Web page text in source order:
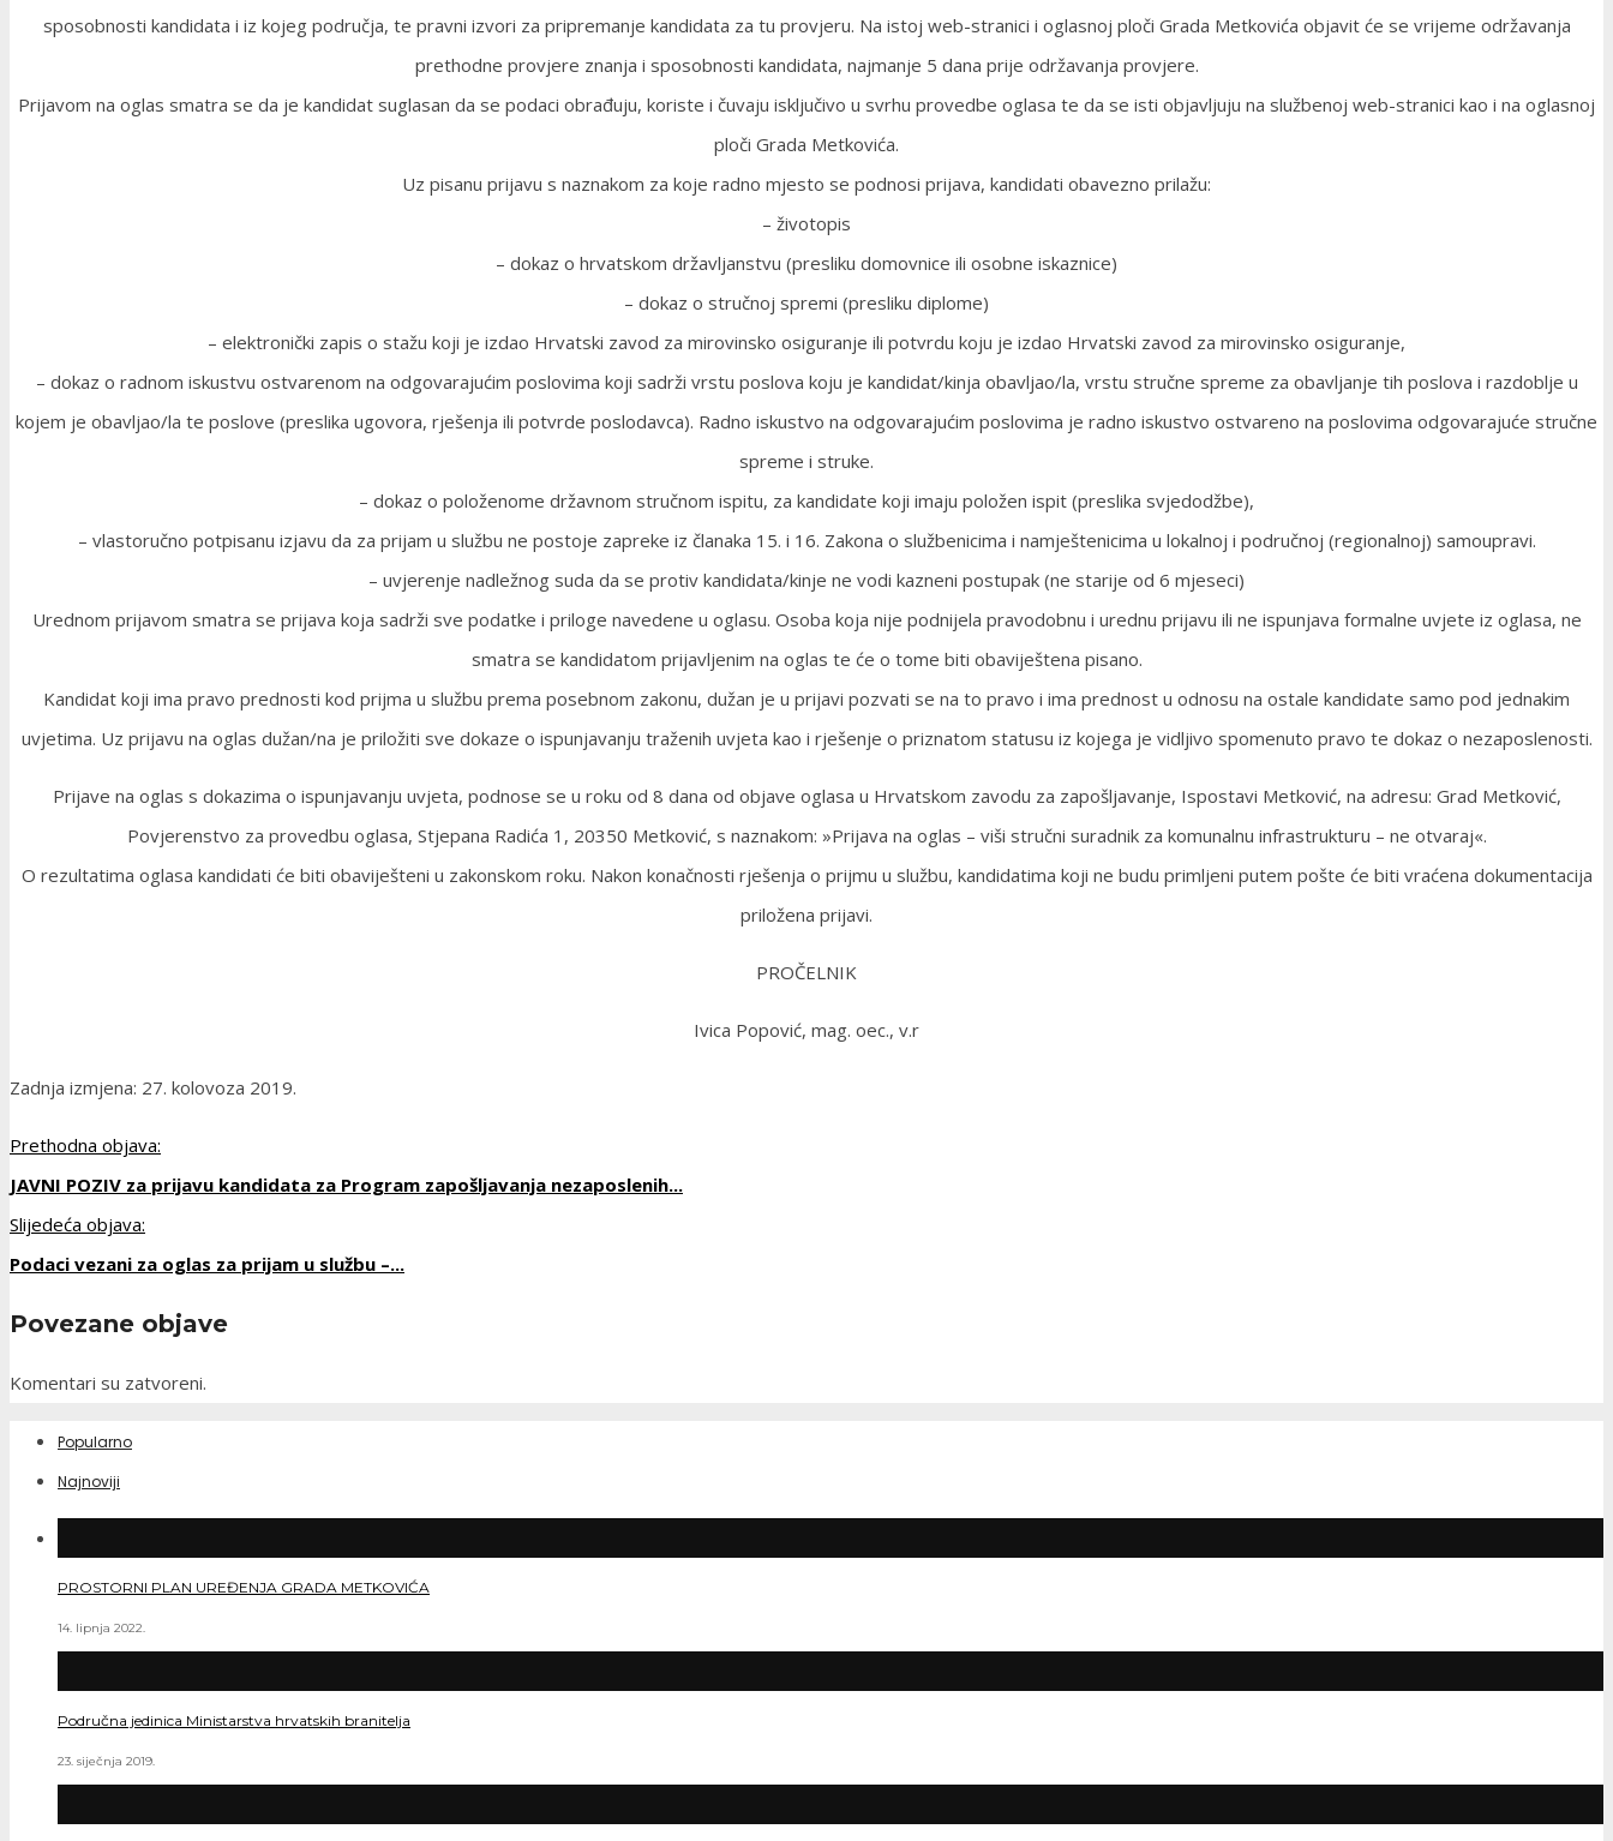
sposobnosti kandidata i iz kojeg područja, te pravni izvori za pripremanje kandidata za tu provjeru. Na istoj web-stranici i oglasnoj ploči Grada Metkovića objavit će se vrijeme održavanja
prethodne provjere znanja i sposobnosti kandidata, najmanje 5 dana prije održavanja provjere.
Prijavom na oglas smatra se da je kandidat suglasan da se podaci obrađuju, koriste i čuvaju isključivo u svrhu provedbe oglasa te da se isti objavljuju na službenoj web-stranici kao i na oglasnoj
ploči Grada Metkovića.
Uz pisanu prijavu s naznakom za koje radno mjesto se podnosi prijava, kandidati obavezno prilažu:
– životopis
– dokaz o hrvatskom državljanstvu (presliku domovnice ili osobne iskaznice)
– dokaz o stručnoj spremi (presliku diplome)
– elektronički zapis o stažu koji je izdao Hrvatski zavod za mirovinsko osiguranje ili potvrdu koju je izdao Hrvatski zavod za mirovinsko osiguranje,
– dokaz o radnom iskustvu ostvarenom na odgovarajućim poslovima koji sadrži vrstu poslova koju je kandidat/kinja obavljao/la, vrstu stručne spreme za obavljanje tih poslova i razdoblje u
kojem je obavljao/la te poslove (preslika ugovora, rješenja ili potvrde poslodavca). Radno iskustvo na odgovarajućim poslovima je radno iskustvo ostvareno na poslovima odgovarajuće stručne
spreme i struke.
– dokaz o položenome državnom stručnom ispitu, za kandidate koji imaju položen ispit (preslika svjedodžbe),
– vlastoručno potpisanu izjavu da za prijam u službu ne postoje zapreke iz članaka 15. i 16. Zakona o službenicima i namještenicima u lokalnoj i područnoj (regionalnoj) samoupravi.
– uvjerenje nadležnog suda da se protiv kandidata/kinje ne vodi kazneni postupak (ne starije od 6 mjeseci)
Urednom prijavom smatra se prijava koja sadrži sve podatke i priloge navedene u oglasu. Osoba koja nije podnijela pravodobnu i urednu prijavu ili ne ispunjava formalne uvjete iz oglasa, ne
smatra se kandidatom prijavljenim na oglas te će o tome biti obaviještena pisano.
Kandidat koji ima pravo prednosti kod prijma u službu prema posebnom zakonu, dužan je u prijavi pozvati se na to pravo i ima prednost u odnosu na ostale kandidate samo pod jednakim
uvjetima. Uz prijavu na oglas dužan/na je priložiti sve dokaze o ispunjavanju traženih uvjeta kao i rješenje o priznatom statusu iz kojega je vidljivo spomenuto pravo te dokaz o nezaposlenosti.
Prijave na oglas s dokazima o ispunjavanju uvjeta, podnose se u roku od 8 dana od objave oglasa u Hrvatskom zavodu za zapošljavanje, Ispostavi Metković, na adresu: Grad Metković,
Povjerenstvo za provedbu oglasa, Stjepana Radića 1, 20350 Metković, s naznakom: »Prijava na oglas – viši stručni suradnik za komunalnu infrastrukturu – ne otvaraj«.
O rezultatima oglasa kandidati će biti obaviješteni u zakonskom roku. Nakon konačnosti rješenja o prijmu u službu, kandidatima koji ne budu primljeni putem pošte će biti vraćena dokumentacija
priložena prijavi.
PROČELNIK
Ivica Popović, mag. oec., v.r
Zadnja izmjena: 27. kolovoza 2019.
Prethodna objava:
JAVNI POZIV za prijavu kandidata za Program zapošljavanja nezaposlenih...
Slijedeća objava:
Podaci vezani za oglas za prijam u službu –...
Povezane objave
Komentari su zatvoreni.
Popularno
Najnoviji
PROSTORNI PLAN UREĐENJA GRADA METKOVIĆA
14. lipnja 2022.
Područna jedinica Ministarstva hrvatskih branitelja
23. siječnja 2019.